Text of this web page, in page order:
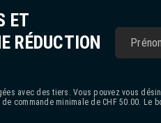
ET
RÉDUCTION
avec des tiers. Vous pouvez vous
commande minimale de CHF 50.00. Le